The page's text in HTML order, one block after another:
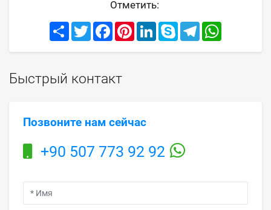
Отметить:
Share TwitterFacebookPinterestLinkedInSkype Telegram
Быстрый контакт
Позвоните нам сейчас
+90 507 773 92 92